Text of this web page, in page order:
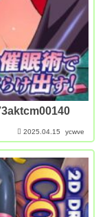
2025.04.15 ycwve